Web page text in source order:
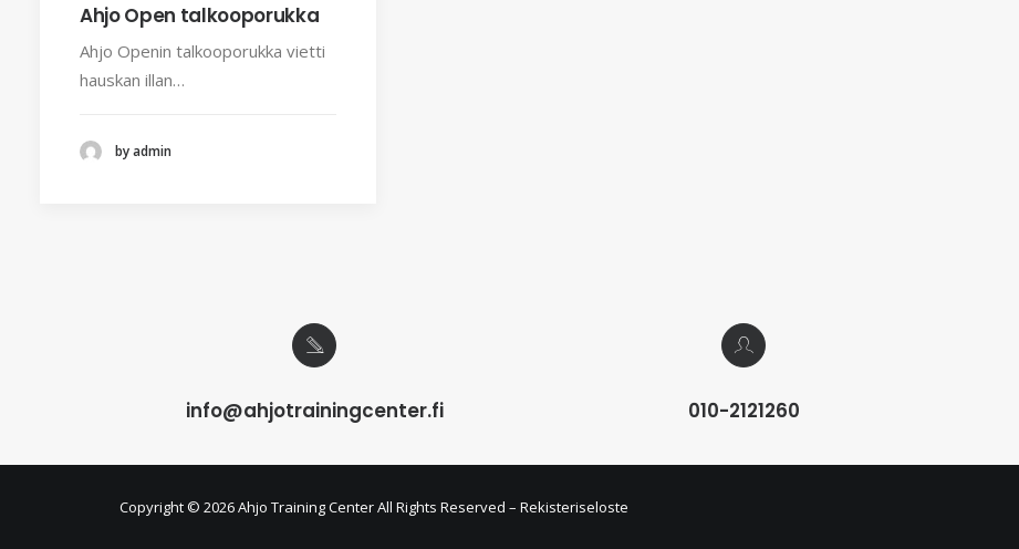
Ahjo Open talkooporukka
Ahjo Openin talkooporukka vietti
hauskan illan…
by admin
info@ahjotrainingcenter.fi 010-2121260
Copyright © 2026 Ahjo Training Center All Rights Reserved – Rekisteriseloste